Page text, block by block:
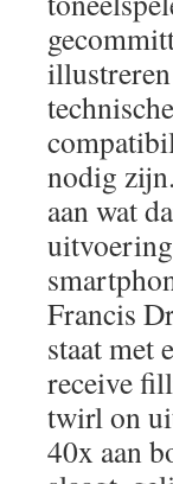
nodig
aan wat
Francis
staat met
receive
twirl on
40x aan